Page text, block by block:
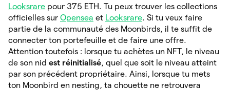
Looksrare pour 375 ETH. Tu peux trouver les collections
officielles sur Opensea et Looksrare. Si tu veux faire
partie de la communauté des Moonbirds, il te suffit de
connecter ton portefeuille et de faire une offre.
Attention toutefois : lorsque tu achètes un NFT, le niveau
de son nid est réinitialisé, quel que soit le niveau atteint
par son précédent propriétaire. Ainsi, lorsque tu mets
ton Moonbird en nesting, ta chouette ne retrouvera